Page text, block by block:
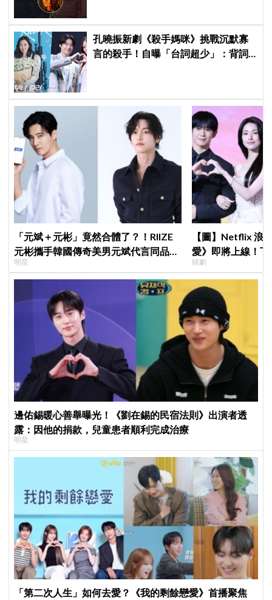
孔曉振新劇《殺手媽咪》挑戰沉默寡
言的殺手！自曝「台詞超少」：背詞
「元斌＋元彬」竟然合體了？！RIIZE
元彬攜手韓國傳奇美男元斌代言同品
牌，韓網瘋喊：兩個帥哥來了！
明星
【圖】Netflix 浪
愛》即將上線！
製作發表會，甜
韓劇
邊佑錫暖心善舉曝光！《劉在錫的民宿法則》出演者透
露：因他的捐款，兒童患者順利完成治療
明星
「第二次人生」如何去愛？《我的剩餘戀愛》首播聚焦